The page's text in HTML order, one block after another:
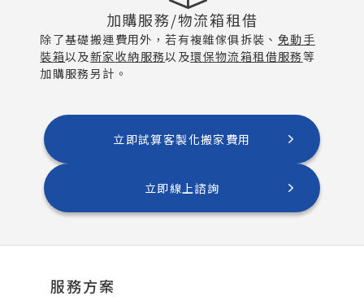
加購服務/物流箱租借
除了基礎搬運費用外，若有複雜傢俱拆裝、 免動手
裝箱以及新家收納服務以及環保物流箱租借服務等
加購服務另計。
立即試算客製化搬家費用
立即線上諮詢
服務方案